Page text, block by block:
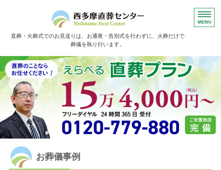
直葬・火葬式でのお見送りは、お通夜・告別式を行わずに、火葬だけで
葬儀を執り行います。
ホーム
直葬の流れ
よくあるご質問
お葬儀事例
お客様の声
お葬儀事例